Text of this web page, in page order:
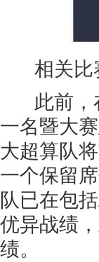
相关比
此前，
一名暨大
大超算队
一个保留
队已在包
优异战绩
绩。